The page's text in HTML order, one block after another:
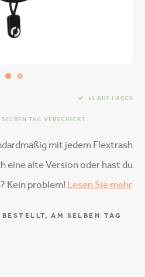
65 AUF LAGER
TAG VERSCHICKT
mit jedem Flextrash
eine alte Version oder hast du
Kein problem! Lesen Sie mehr
AM SELBEN TAG